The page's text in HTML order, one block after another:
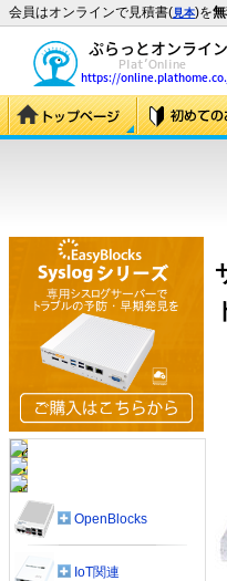
会員はオンラインで見積書(見本)を
OpenBlocks
IoT関連